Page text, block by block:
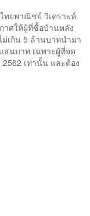
ทยพาณิชย์ วิเคราะห์
าศให้ผู้ที่ซื้อบ้านหลัง
เกิน 5 ล้านบาทนำมา
สนบาท เฉพาะผู้ที่จด
เท่านั้น และต้อง